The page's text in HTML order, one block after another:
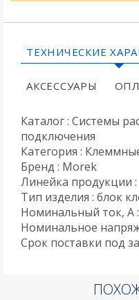
ТЕХНИЧЕСКИЕ
АКСЕССУАРЫ
Каталог : Системы
подключения
Категория :
Бренд : Morek
Линейка продукции :
Тип изделия : блок
Номинальный ток, A
Номинальное
Срок поставки под